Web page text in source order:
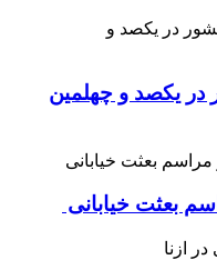
یکصد و چهلمین
بعثت خیابانی